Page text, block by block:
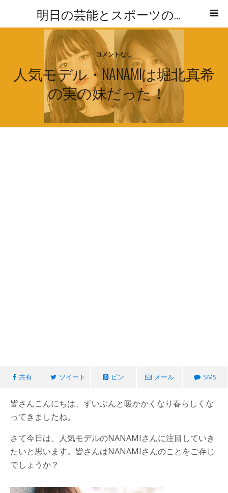
明日の芸能とスポーツの気になる話題レポ
コメントなし
人気モデル・NANAMIは堀北真希
の実の妹だった！
共有 ツイート ピン メール SMS
皆さんこんにちは、ずいぶんと暖かかくなり春らしくな
ってきましたね。
さて今日は、人気モデルのNANAMIさんに注目していき
たいと思います。皆さんはNANAMIさんのことをご存じ
でしょうか？